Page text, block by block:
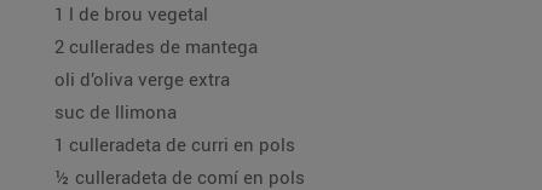
1 l de brou vegetal
2 cullerades de mantega
oli d’oliva verge extra
suc de llimona
1 culleradeta de curri en pols
½ culleradeta de comí en pols